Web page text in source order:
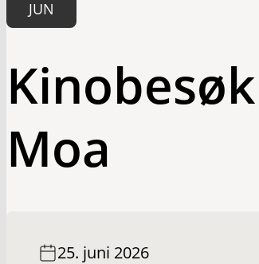
JUN
Moa
25. juni 2026